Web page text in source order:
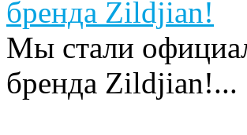
бренда Zildjian!
Мы стали
бренда Zildjian!...